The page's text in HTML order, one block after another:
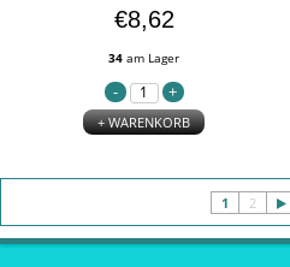
€8,62
34 am Lager
+ WARENKORB
1 2